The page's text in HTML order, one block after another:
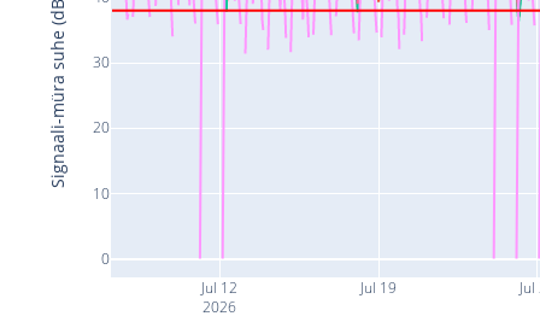
Jul 12
2026
Jul 19
0
10
20
30
Signaali-müra suhe (dB)